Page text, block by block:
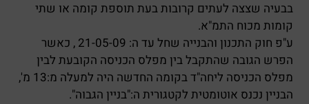
בבעיה שצצה לעתים קרובות בעת תוספת קומה או שתי
קומות מכוח התמ"א.
ע"פ חוק התכנון והבנייה שחל עד ה: 21-05-09 , כאשר
הפרש הגובה שהתקבל בין מפלס הכניסה הקובעת לבין
מפלס הכניסה ליחה"ד בקומה החדשה היה למעלה מ:13 מ',
הבניין נכנס אוטומטית לקטגורית ה:"בניין הגבוה".